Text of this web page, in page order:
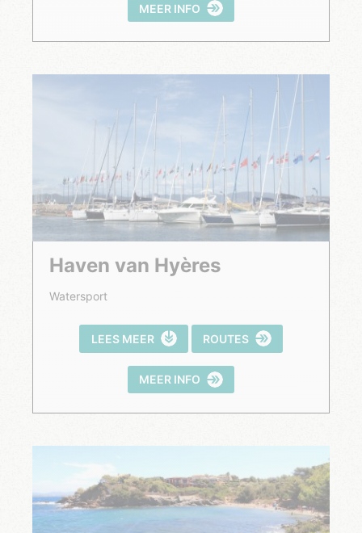
MEER INFO
Haven van Hyères
Watersport
LEES MEER ROUTES
MEER INFO